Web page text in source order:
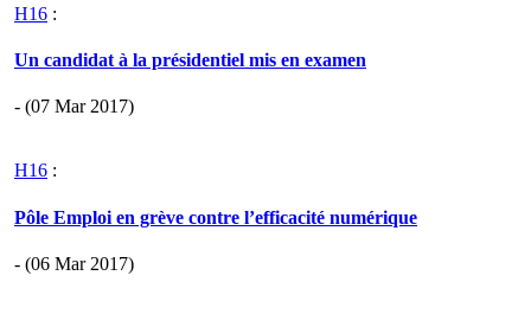
H16 :
Un candidat à la présidentiel mis en examen
- (07 Mar 2017)
H16 :
Pôle Emploi en grève contre l’efficacité numérique
- (06 Mar 2017)